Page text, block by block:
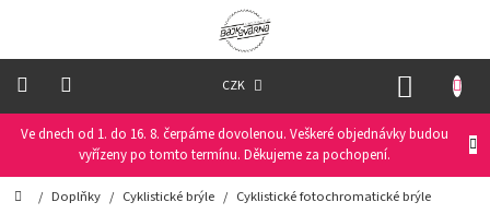
Ve dnech od 1. do 16. 8. čerpáme dovolenou. Veškeré objednávky budou
vyřízeny po tomto termínu. Děkujeme za pochopení.
CZK
Oblečení
Domů
/ Doplňky / Cyklistické brýle / Cyklistické fotochromatické brýle